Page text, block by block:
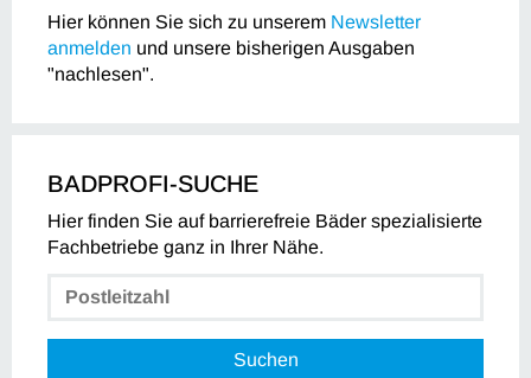
Hier können Sie sich zu unserem Newsletter
anmelden und unsere bisherigen Ausgaben
"nachlesen".
BADPROFI-SUCHE
Hier finden Sie auf barrierefreie Bäder spezialisierte
Fachbetriebe ganz in Ihrer Nähe.
Suchen